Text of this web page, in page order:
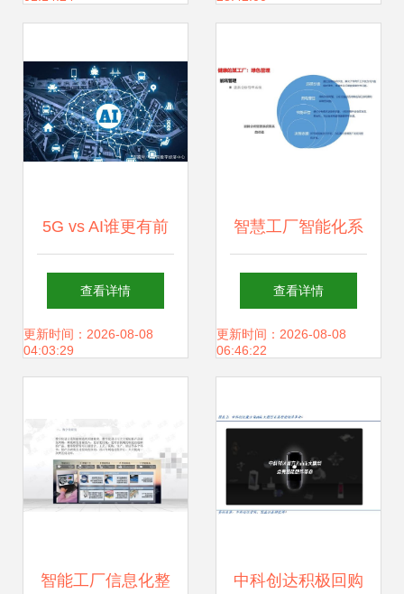
5G vs AI谁更有前
途？
查看详情
更新时间：2026-08-08
04:03:29
智慧工厂智能化系
统整体解决方案 人
工智能应用开发的
查看详情
更新时间：2026-08-08
06:46:22
智能工厂信息化整 中科创达积极回购